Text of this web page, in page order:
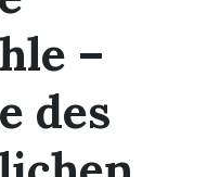
–
des